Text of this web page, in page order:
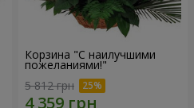
Корзина "С наилучшими
пожеланиями!"
5 812 грн